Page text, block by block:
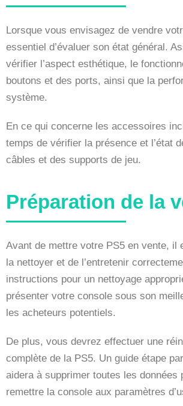
Lorsque vous envisagez de vendre
essentiel d’évaluer son état général.
vérifier l’aspect esthétique, le
boutons et des ports, ainsi que la
système.
En ce qui concerne les accessoires
temps de vérifier la présence et l’état
câbles et des supports de jeu.
Préparation de la
Avant de mettre votre PS5 en vente, il
la nettoyer et de l’entretenir
instructions pour un nettoyage
présenter votre console sous son
les acheteurs potentiels.
De plus, vous devrez effectuer une
complète de la PS5. Un guide étape
aidera à supprimer toutes les données
remettre la console aux paramètres